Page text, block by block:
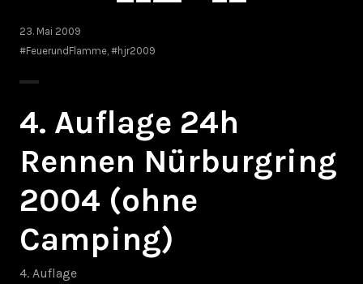
23. Mai 2009
#FeuerundFlamme #hjr2009
4. Auflage 24h
Rennen Nürburgring
2004 (ohne
Camping)
4. Auflage